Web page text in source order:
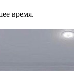
время.